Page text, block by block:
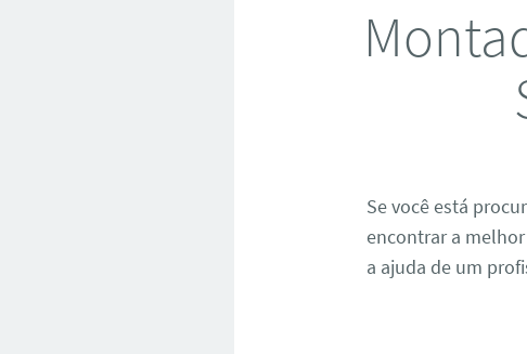
Se você está
encontrar a
a ajuda de um